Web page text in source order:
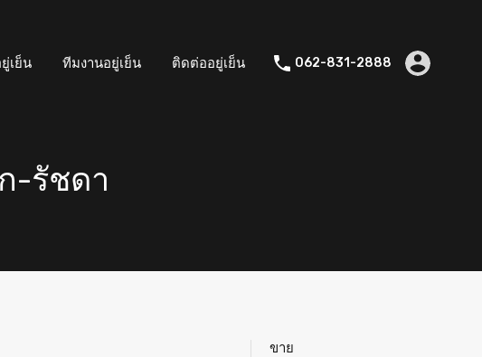
เย็น ทีมงานอยู่เย็น ติดต่ออยู่เย็น 062-831-2888
-รัชดา
ขาย